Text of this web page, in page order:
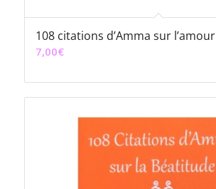
108 citations d’Amma sur l’amour
7,00€